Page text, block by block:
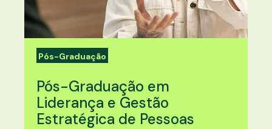
Pós-Graduação
Pós-Graduação em
Liderança e Gestão
Estratégica de Pessoas